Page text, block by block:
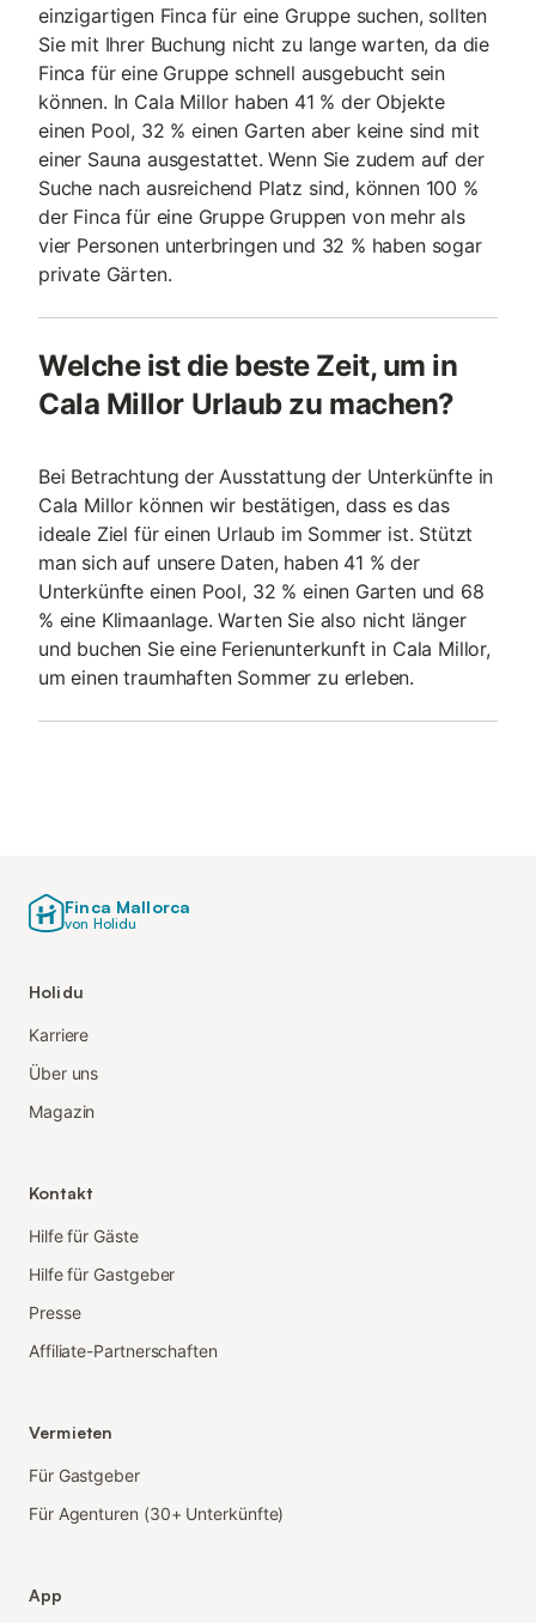
einzigartigen Finca für eine Gruppe suchen, sollten
Sie mit Ihrer Buchung nicht zu lange warten, da die
Finca für eine Gruppe schnell ausgebucht sein
können. In Cala Millor haben 41 % der Objekte
einen Pool, 32 % einen Garten aber keine sind mit
einer Sauna ausgestattet. Wenn Sie zudem auf der
Suche nach ausreichend Platz sind, können 100 %
der Finca für eine Gruppe Gruppen von mehr als
vier Personen unterbringen und 32 % haben sogar
private Gärten.
Welche ist die beste Zeit, um in
Cala Millor Urlaub zu machen?
Bei Betrachtung der Ausstattung der Unterkünfte in
Cala Millor können wir bestätigen, dass es das
ideale Ziel für einen Urlaub im Sommer ist. Stützt
man sich auf unsere Daten, haben 41 % der
Unterkünfte einen Pool, 32 % einen Garten und 68
% eine Klimaanlage. Warten Sie also nicht länger
und buchen Sie eine Ferienunterkunft in Cala Millor,
um einen traumhaften Sommer zu erleben.
Finca Mallorca
von Holidu
Holidu
Karriere
Über uns
Magazin
Kontakt
Hilfe für Gäste
Hilfe für Gastgeber
Presse
Affiliate-Partnerschaften
Vermieten
Für Gastgeber
Für Agenturen (30+ Unterkünfte)
App